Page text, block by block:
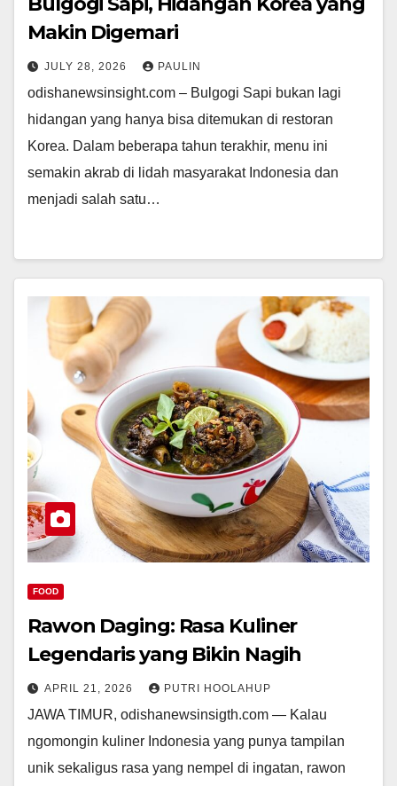
Makin Digemari
JULY 28, 2026 PAULIN
odishanewsinsight.com – Bulgogi Sapi bukan lagi
hidangan yang hanya bisa ditemukan di restoran
Korea. Dalam beberapa tahun terakhir, menu ini
semakin akrab di lidah masyarakat Indonesia dan
menjadi salah satu…
FOOD
Rawon Daging: Rasa Kuliner
Legendaris yang Bikin Nagih
APRIL 21, 2026 PUTRI HOOLAHUP
JAWA TIMUR, odishanewsinsigth.com — Kalau
ngomongin kuliner Indonesia yang punya tampilan
unik sekaligus rasa yang nempel di ingatan, rawon